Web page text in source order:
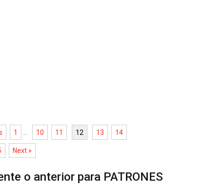
1 10 11 12 13 14
Next »
o anterior para PATRONES